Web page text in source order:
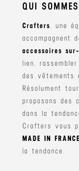
QUI
Crafters , une
accompagnent
accessoires
lien,
des vêtements
Résolument
proposons des
dans la
Crafters vous
MADE IN FRANCE
la tendance.